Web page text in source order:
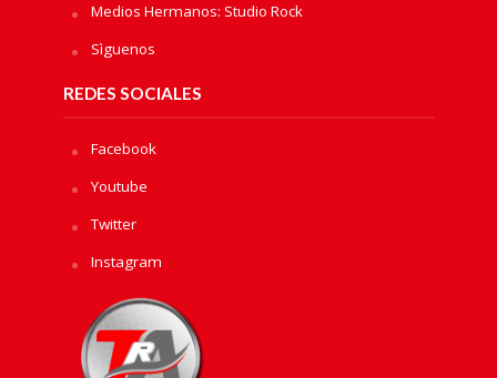
Medios Hermanos: Studio Rock
Sìguenos
REDES SOCIALES
Facebook
Youtube
Twitter
Instagram